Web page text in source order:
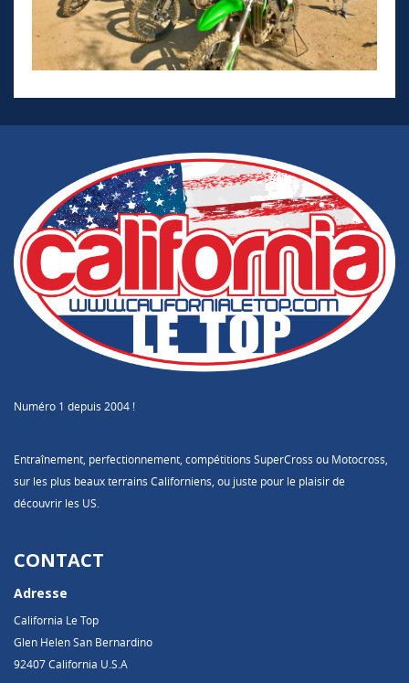
Numéro 1 depuis 2004 !
Entraînement, perfectionnement, compétitions SuperCross ou Motocross,
sur les plus beaux terrains Californiens, ou juste pour le plaisir de
découvrir les US.
CONTACT
Adresse
California Le Top
Glen Helen San Bernardino
92407 California U.S.A